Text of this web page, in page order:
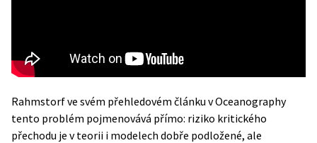
Rahmstorf ve svém přehledovém článku v Oceanography
tento problém pojmenovává přímo: riziko kritického
přechodu je v teorii i modelech dobře podložené, ale